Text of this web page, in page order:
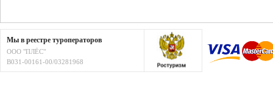
Мы в реестре туроператоров
ООО "ПЛЁС"
В031-00161-00/03281968